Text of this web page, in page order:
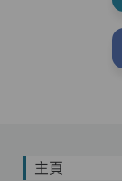
主頁